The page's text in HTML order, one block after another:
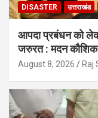
DISASTER उत्तराखंड
आपदा प्रबंधन को
जरुरत : मदन कौशिक
August 8, 2026 Raj